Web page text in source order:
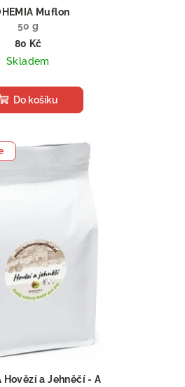
Muflon
50 g
80 Kč
Skladem
Do košíku
Hovězí a Jehněčí - A